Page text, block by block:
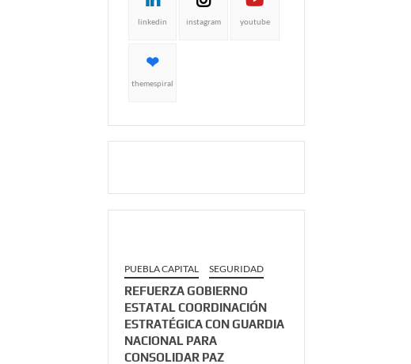
linkedin instagram youtube
themespiral
PUEBLA CAPITAL SEGURIDAD
REFUERZA GOBIERNO
ESTATAL COORDINACIÓN
ESTRATÉGICA CON GUARDIA
NACIONAL PARA
CONSOLIDAR PAZ